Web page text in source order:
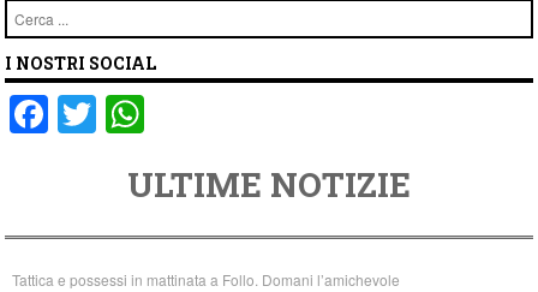
Cerca
I NOSTRI SOCIAL
F
a
e
b
T
wi
er
at
s
A
ULTIME NOTIZIE
Tattica e possessi in mattinata a Follo. Domani l’amichevole